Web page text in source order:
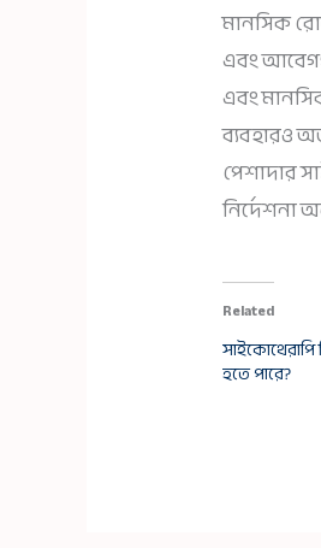
মানসিক
এবং
এবং
ব্যবহারও
পেশাদার
নির্দেশনা
Related
হতে পারে?